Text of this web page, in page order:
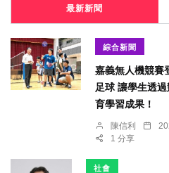
最新新聞
綜合新聞
嘉義無人機競賽
足球 讓學生透
育學習成果！
陳信利
1 分享
社會